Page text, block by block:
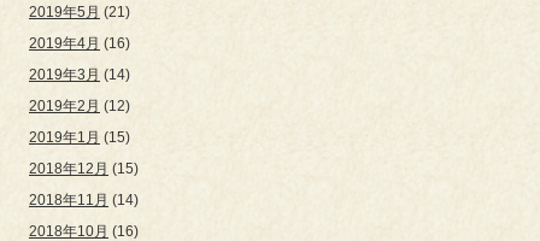
2019年5月 (21)
2019年4月 (16)
2019年3月 (14)
2019年2月 (12)
2019年1月 (15)
2018年12月 (15)
2018年11月 (14)
2018年10月 (16)